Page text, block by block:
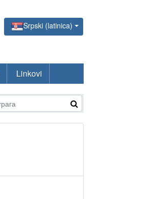
Srpski (latinica)
Linkovi